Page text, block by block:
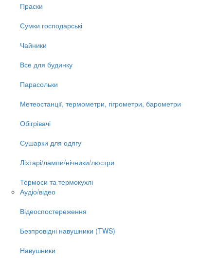
Праски
Сумки господарські
Чайники
Все для будинку
Парасольки
Метеостанції, термометри, гігрометри, барометри
Обігрівачі
Сушарки для одягу
Ліхтарі/лампи/нічники/люстри
Термоси та термокухлі
Аудіо/відео
Відеоспостереження
Безпровідні навушники (TWS)
Навушники